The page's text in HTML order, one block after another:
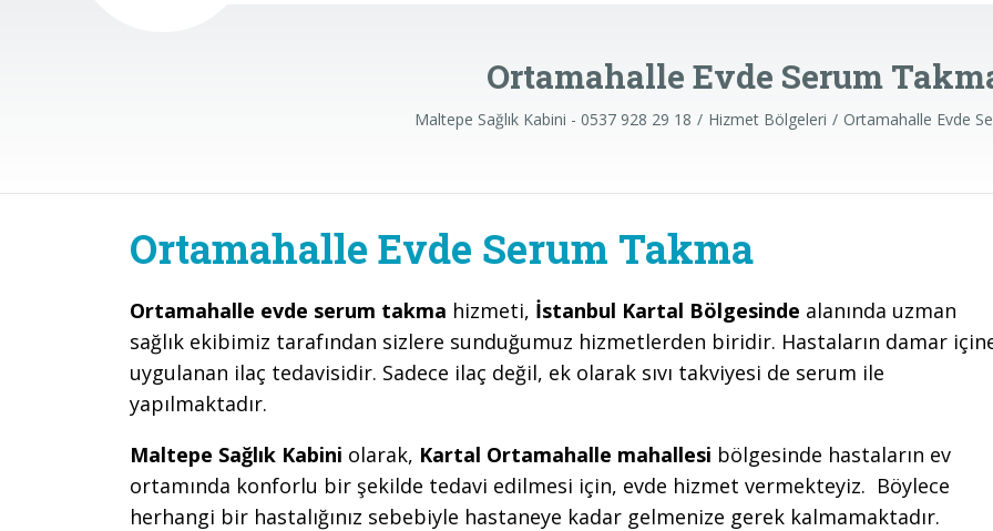
Ortamahalle Evde Serum
Maltepe Sağlık Kabini - 0537 928 29 18 Hizmet Bölgeleri Ortamahalle Evde
Ortamahalle Evde Serum Takma
Ortamahalle evde serum takma hizmeti, İstanbul Kartal Bölgesinde alanında uzman
sağlık ekibimiz tarafından sizlere sunduğumuz hizmetlerden biridir. Hastaların damar
uygulanan ilaç tedavisidir. Sadece ilaç değil, ek olarak sıvı takviyesi de serum ile
yapılmaktadır.
Maltepe Sağlık Kabini olarak, Kartal Ortamahalle mahallesi bölgesinde hastaların ev
ortamında konforlu bir şekilde tedavi edilmesi için, evde hizmet vermekteyiz. Böylece
herhangi bir hastalığınız sebebiyle hastaneye kadar gelmenize gerek kalmamaktadır.